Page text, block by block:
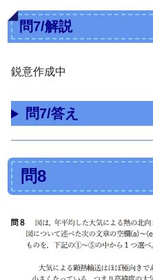
問7/解説
鋭意作成中
問7/答え
問8